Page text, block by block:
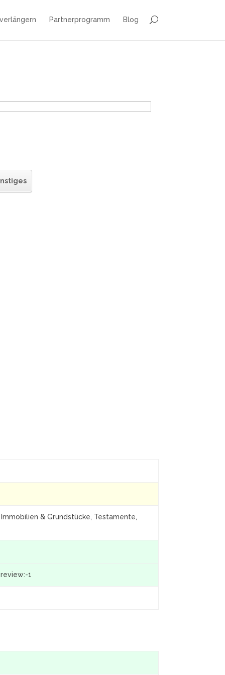
Partnerprogramm Blog
& Grundstücke, Testamente,
1